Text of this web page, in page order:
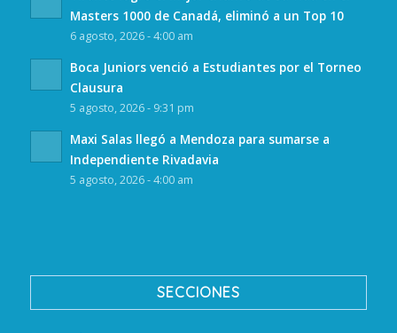
Masters 1000 de Canadá, eliminó a un Top 10
6 agosto, 2026 - 4:00 am
Boca Juniors venció a Estudiantes por el Torneo
Clausura
5 agosto, 2026 - 9:31 pm
Maxi Salas llegó a Mendoza para sumarse a
Independiente Rivadavia
5 agosto, 2026 - 4:00 am
SECCIONES